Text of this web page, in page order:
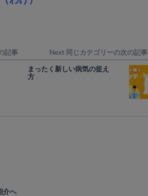
記事
Next 同じカテゴリーの次の記事
まったく新しい病気の捉え
方
介へ